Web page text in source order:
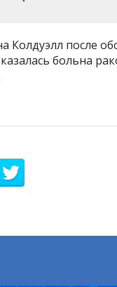
Колдуэлл после
больна